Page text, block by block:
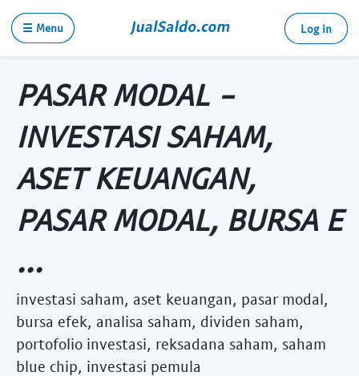
☰ Menu Log in
PASAR MODAL -
INVESTASI SAHAM,
ASET KEUANGAN,
PASAR MODAL, BURSA E
...
investasi saham, aset keuangan, pasar modal,
bursa efek, analisa saham, dividen saham,
portofolio investasi, reksadana saham, saham
blue chip, investasi pemula